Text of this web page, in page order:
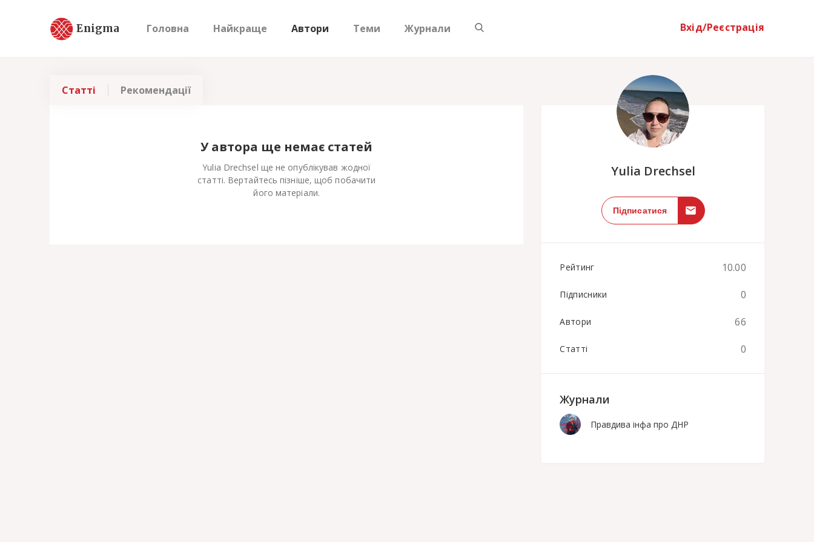
Enigma Головна Найкраще Автори Теми Журнали Вхід/Реєстрація
Yulia Drechsel
Підписатися
Рейтинг 10.00
Підписники 0
Автори 66
Статті 0
Журнали
Правдива інфа про ДНР
Статті Рекомендації
У автора ще немає статей
Yulia Drechsel ще не опублікував жодної
статті. Вертайтесь пізніше, щоб побачити
його матеріали.